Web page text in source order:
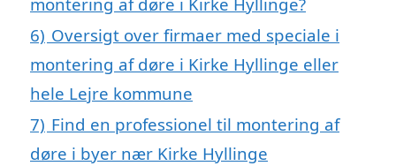
6) Oversigt over firmaer med speciale i
montering af døre i Kirke Hyllinge eller
hele Lejre kommune
7) Find en professionel til montering af
døre i byer nær Kirke Hyllinge